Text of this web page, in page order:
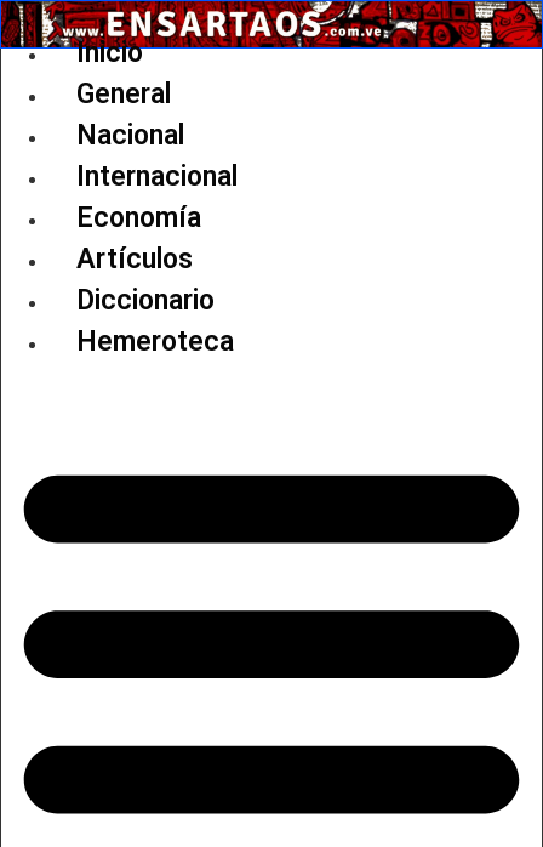
Ir
al
Inicio
General
Nacional
Internacional
Economía
Artículos
Diccionario
Hemeroteca